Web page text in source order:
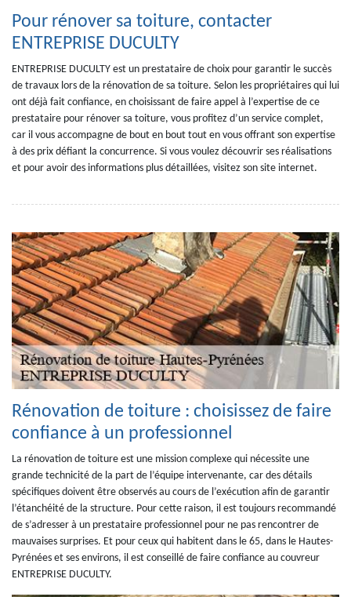
Pour rénover sa toiture, contacter
ENTREPRISE DUCULTY
ENTREPRISE DUCULTY est un prestataire de choix pour garantir le succès
de travaux lors de la rénovation de sa toiture. Selon les propriétaires qui lui
ont déjà fait confiance, en choisissant de faire appel à l’expertise de ce
prestataire pour rénover sa toiture, vous profitez d’un service complet,
car il vous accompagne de bout en bout tout en vous offrant son expertise
à des prix défiant la concurrence. Si vous voulez découvrir ses réalisations
et pour avoir des informations plus détaillées, visitez son site internet.
Rénovation de toiture : choisissez de faire
confiance à un professionnel
La rénovation de toiture est une mission complexe qui nécessite une
grande technicité de la part de l’équipe intervenante, car des détails
spécifiques doivent être observés au cours de l’exécution afin de garantir
l’étanchéité de la structure. Pour cette raison, il est toujours recommandé
de s’adresser à un prestataire professionnel pour ne pas rencontrer de
mauvaises surprises. Et pour ceux qui habitent dans le 65, dans le Hautes-
Pyrénées et ses environs, il est conseillé de faire confiance au couvreur
ENTREPRISE DUCULTY.